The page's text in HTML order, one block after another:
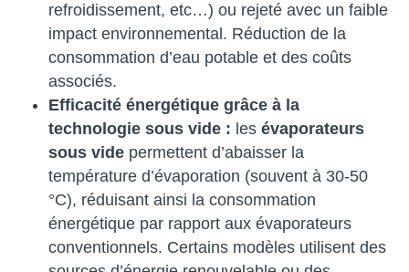
refroidissement, etc…) ou rejeté avec un faible
impact environnemental. Réduction de la
consommation d’eau potable et des coûts
associés.
Efficacité énergétique grâce à la
technologie sous vide : les évaporateurs
sous videpermettent d’abaisser la
température d’évaporation (souvent à 30-50
°C), réduisant ainsi la consommation
énergétique par rapport aux évaporateurs
conventionnels. Certains modèles utilisent des